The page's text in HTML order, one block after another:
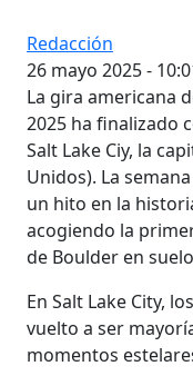
Redacción
26 mayo 2025 -
La gira americana
2025 ha finalizado
Salt Lake Ciy, la
Unidos). La
un hito en la
acogiendo la
de Boulder en
En Salt Lake City,
vuelto a ser
momentos